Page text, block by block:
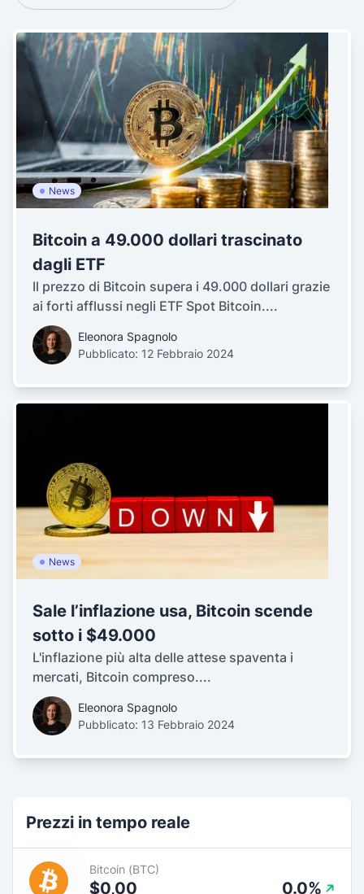
News
Bitcoin a 49.000 dollari trascinato
dagli ETF
Il prezzo di Bitcoin supera i 49.000 dollari grazie
ai forti afflussi negli ETF Spot Bitcoin....
Eleonora Spagnolo
Pubblicato: 12 Febbraio 2024
News
Sale l’inflazione usa, Bitcoin scende
sotto i $49.000
L'inflazione più alta delle attese spaventa i
mercati, Bitcoin compreso....
Eleonora Spagnolo
Pubblicato: 13 Febbraio 2024
Prezzi in tempo reale
Bitcoin (BTC)
$0,00 0.0%